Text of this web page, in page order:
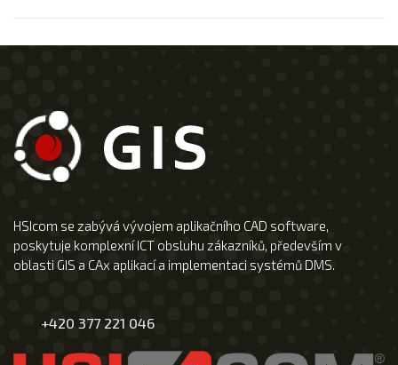
HSIcom se zabývá vývojem aplikačního CAD software,
poskytuje komplexní ICT obsluhu zákazníků, především v
oblasti GIS a CAx aplikací a implementaci systémů DMS.
+420 377 221 046